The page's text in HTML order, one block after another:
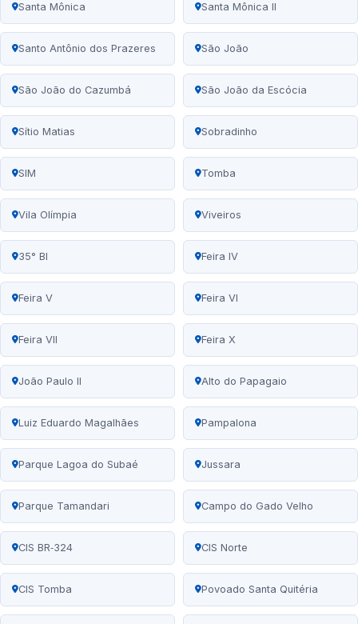
Santa Mônica Santa Mônica II
Santo Antônio dos Prazeres São João
São João do Cazumbá São João da Escócia
Sítio Matias Sobradinho
SIM Tomba
Vila Olímpia Viveiros
35° BI Feira IV
Feira V Feira VI
Feira VII Feira X
João Paulo II Alto do Papagaio
Luiz Eduardo Magalhães Pampalona
Parque Lagoa do Subaé Jussara
Parque Tamandari Campo do Gado Velho
CIS BR‑324 CIS Norte
CIS Tomba Povoado Santa Quitéria